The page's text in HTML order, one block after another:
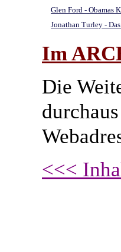
Glen Ford - Obamas
Jonathan Turley -
Im
Die
<<<